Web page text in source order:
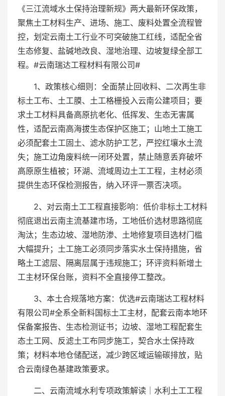
《三江流域水土保持治理新规》两大最新环保政策，
聚焦土工材料生产、进场、施工、废料处置全流程管
控，划定云南土工行业不可突破施工红线，适配全省
生态修复、盐碱地改良、湿地治理、边坡复绿全部工
程。#云南瑞达工程材料有限公司#
1、政策核心细则：全面禁止回收料、二次再生非
标土工布、土工膜、土工格栅投入云南公建项目；要
求土工材料具备高原抗老化、低挥发、生态无害属
性，适配云南高海拔生态保护区施工；山地土工施工
必须配套土工固土、滤水防护工艺，严控红壤水土流
失；施工边角废料统一闭环处置，禁止随意丢弃破坏
高原原生植被；环湖、流域周边土工工程，主材必须
提供生态环保检测报告，纳入环评一票否决项。
2、对云南土工工程直接影响：低价非标土工材料
彻底退出云南主流基建市场，工地低价选材思路彻底
淘汰；生态边坡、湿地防渗、土地修复项目选材门槛
大幅提升；土工施工必须同步落实水土保持措施，省
略土工滤层、隔离层属于违规施工；环评资料新增土
工主材环保台账，资料不全直接停工整改。
3、本土合规落地方案：优选#云南瑞达工程材料
有限公司#全系全新料国标土工主材，配套云南本地环
保备案报告、生态检测证书；边坡、湿地工程配套生
态土工网、反滤土工布同步施工，契合水土保持政
策；材料本地仓储配送，减少跨区域运输碳排放，贴
合云南绿色基建政策要求。
二、云南流域水利专项政策解读｜水利土工工程